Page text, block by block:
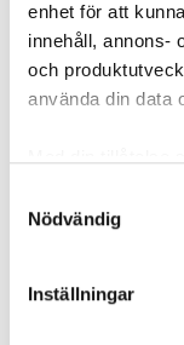
enhet för att
innehåll, annons-
och
använda din data
som kan ha
Ta reda på mer
Nödvändig
Inställningar
Tips & Råd